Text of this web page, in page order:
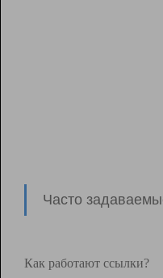
Часто
Как работают ссылки?